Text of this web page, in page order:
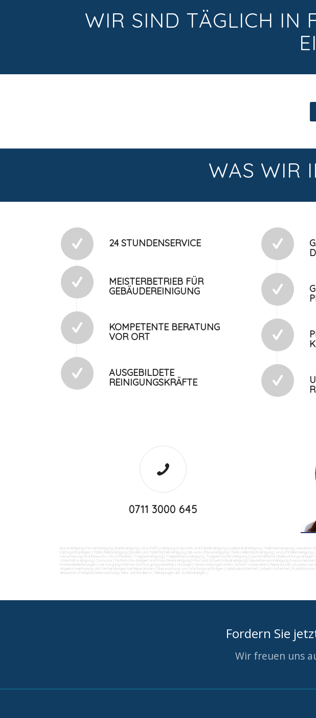
WIR SIND TÄGLICH IN
WAS WIR
24 STUNDENSERVICE
MEISTERBETRIEB FÜR
GEBÄUDEREINIGUNG
KOMPETENTE BERATUNG
VOR ORT
AUSGEBILDETE
REINIGUNGSKRÄFTE
0711 3000 645
Büroreinigung |Firmenreinigung |Bankreinigung Geschäftsreinigung |Industrie und Fabrikreinigung |Ladenlokalreinigung Toilettenreinigung Gewerbe
Farbspritzanlagen
Tankstellenreinigung |Boden und Tankflächenreinigung SB-Waschboxreinigung Tankstellendachreinigung Waschhallenreinigung
Verwitterung Grünbewuchs
|Rostflecken Treppenreinigung Treppenhausreinigung Treppenstufenreinigung |Leuchtreklame |Beleuchtungsanlagen
Unterhaltsreinigung Osmose Technische Anlagen und Maschinenreinigung |Pool und Schwimmbadreinigung Gewerberaumreinigung |
Materialanlieferungen
Versorgungsfahrten |Entsorgungsarbeiten |Umzüge Veranstaltungen intern/extern vorbereiten Reparaturen
Angebotseinholung und Verhandlungen bei Reparaturen
Überwachung von Wartungsaufträgen Gebäudesicherheit Arbeitssicherheit |
einweisen
|Parkplatzüberwachung |teilw. Winterdienst, Reinigungen der Außenanlagen
Fordern Sie
Wir freuen uns